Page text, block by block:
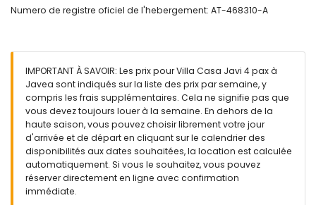
chambre avec lit queen size (190 x 150 cm)
Extérieur de la villa
terrain clôturé
piscine privée mesurant 6 m x 3 m et 2 m de profondeur
terrasse
barbecue
douche extérieure
coin salon extérieur
toit-terrasse
Informations supplémentaires
Numero de registre oficiel de l'hebergement: AT-468310-A
IMPORTANT À SAVOIR: Les prix pour Villa Casa Javi 4 pax à
Javea sont indiqués sur la liste des prix par semaine, y
compris les frais supplémentaires. Cela ne signifie pas que
vous devez toujours louer à la semaine. En dehors de la
haute saison, vous pouvez choisir librement votre jour
d'arrivée et de départ en cliquant sur le calendrier des
disponibilités aux dates souhaitées, la location est calculée
automatiquement. Si vous le souhaitez, vous pouvez
réserver directement en ligne avec confirmation
immédiate.